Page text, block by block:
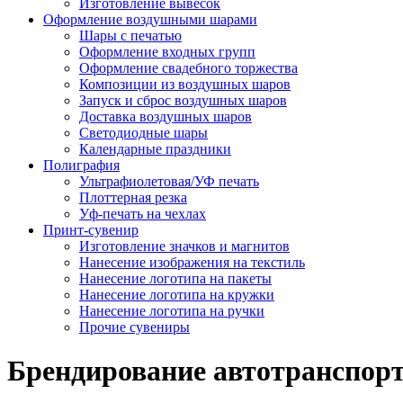
Изготовление вывесок
Оформление воздушными шарами
Шары с печатью
Оформление входных групп
Оформление свадебного торжества
Композиции из воздушных шаров
Запуск и сброс воздушных шаров
Доставка воздушных шаров
Светодиодные шары
Календарные праздники
Полиграфия
Ультрафиолетовая/УФ печать
Плоттерная резка
Уф-печать на чехлах
Принт-сувенир
Изготовление значков и магнитов
Нанесение изображения на текстиль
Нанесение логотипа на пакеты
Нанесение логотипа на кружки
Нанесение логотипа на ручки
Прочие сувениры
Брендирование